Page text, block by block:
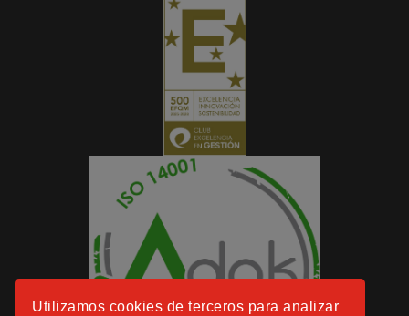
Utilizamos cookies de terceros para analizar